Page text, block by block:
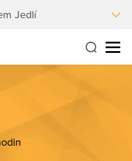
Jedlí